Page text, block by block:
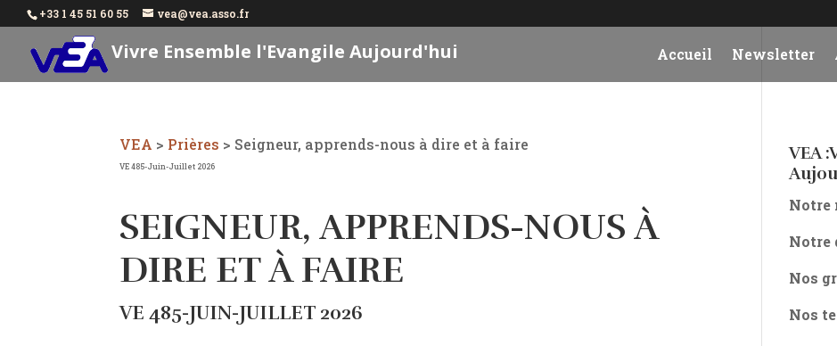
+33 1 45 51 60 55 vea@vea.asso.fr
Vivre Ensemble l'Evangile Aujourd'hui Accueil Newsletter
VEA > Prières > Seigneur, apprends-nous à dire et à faire
VE 485-Juin-Juillet 2026
SEIGNEUR, APPRENDS-NOUS À
DIRE ET À FAIRE
VE 485-JUIN-JUILLET 2026
VEA
Notre
Notre
Nos
Nos